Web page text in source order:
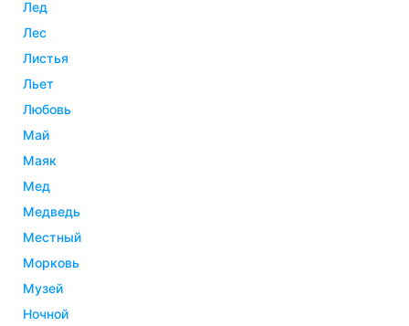
лед
лес
листья
льет
любовь
май
маяк
мед
медведь
местный
морковь
музей
ночной